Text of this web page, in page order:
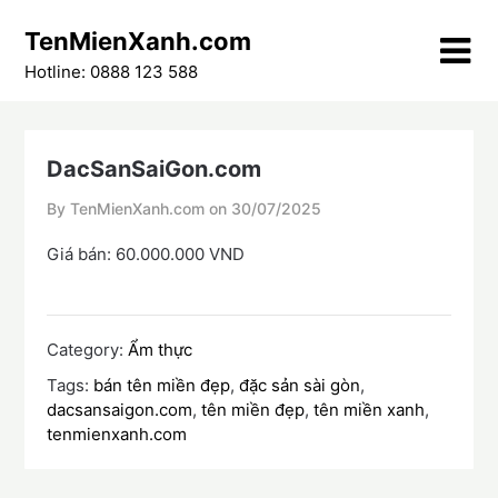
content
TenMienXanh.com
Hotline: 0888 123 588
DacSanSaiGon.com
By TenMienXanh.com on 30/07/2025
Giá bán: 60.000.000 VND
Category: Ẩm thực
Tags: bán tên miền đẹp,đặc sản sài gòn,
dacsansaigon.com,tên miền đẹp,tên miền xanh,
tenmienxanh.com